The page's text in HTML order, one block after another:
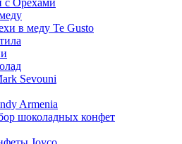
с Орехами
в меду Te Gusto
Sevouni
Armenia
шоколадных конфет